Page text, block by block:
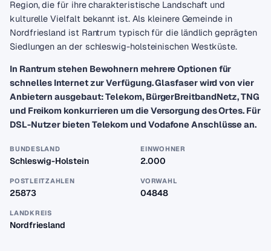
Region, die für ihre charakteristische Landschaft und
kulturelle Vielfalt bekannt ist. Als kleinere Gemeinde in
Nordfriesland ist Rantrum typisch für die ländlich geprägten
Siedlungen an der schleswig-holsteinischen Westküste.
In Rantrum stehen Bewohnern mehrere Optionen für
schnelles Internet zur Verfügung. Glasfaser wird von vier
Anbietern ausgebaut: Telekom, BürgerBreitbandNetz, TNG
und Freikom konkurrieren um die Versorgung des Ortes. Für
DSL-Nutzer bieten Telekom und Vodafone Anschlüsse an.
BUNDESLAND
Schleswig-Holstein
EINWOHNER
2.000
POSTLEITZAHLEN
25873
VORWAHL
04848
LANDKREIS
Nordfriesland